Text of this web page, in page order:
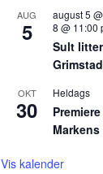
AUG
5
august 5
8 @ 11:00
Sult
Grimstad
OKT
30
Heldags
Vis kalender